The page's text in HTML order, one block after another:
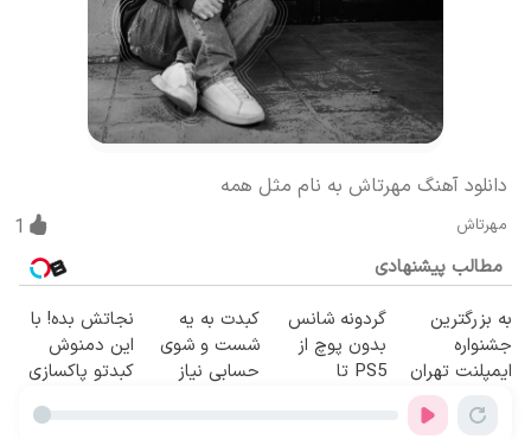
دانلود آهنگ مهرتاش به نام مثل همه
مهرتاش 1
مطالب پیشنهادی
به بزرگترین
جشنواره
ایمپلنت تهران
سر بزنید ! |
فقط ۲۵ میلیون
گردونه شانس
بدون پوچ از
PS5 تا
کبدت به یه
شست و شوی
حسابی نیاز
نجاتش بده! با
این دمنوش
کبدتو پاکسازی